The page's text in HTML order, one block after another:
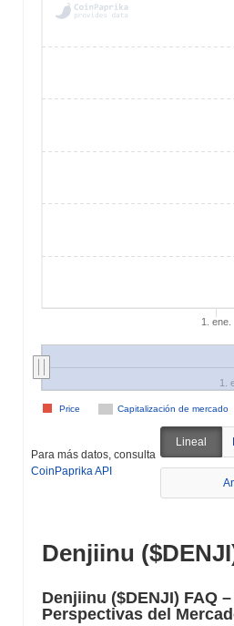
1. ene.
Capitalización de mercado
Price
1.
Para más datos, consulta
CoinPaprika API
Lineal
Denjiinu
Denjiinu ($DENJI) FAQ
Perspectivas del